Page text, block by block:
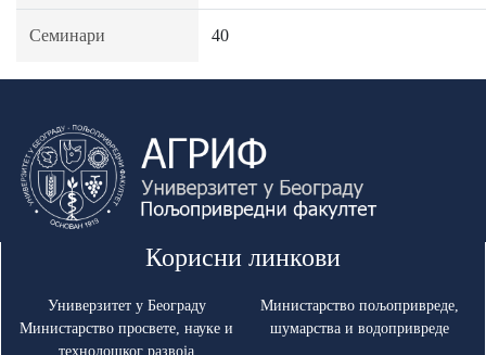
Семинари 40
Корисни линкови
Универзитет у Београду
Министарство просвете, науке и
технолошког развоја
Министарство пољопривреде,
шумарства и водопривреде